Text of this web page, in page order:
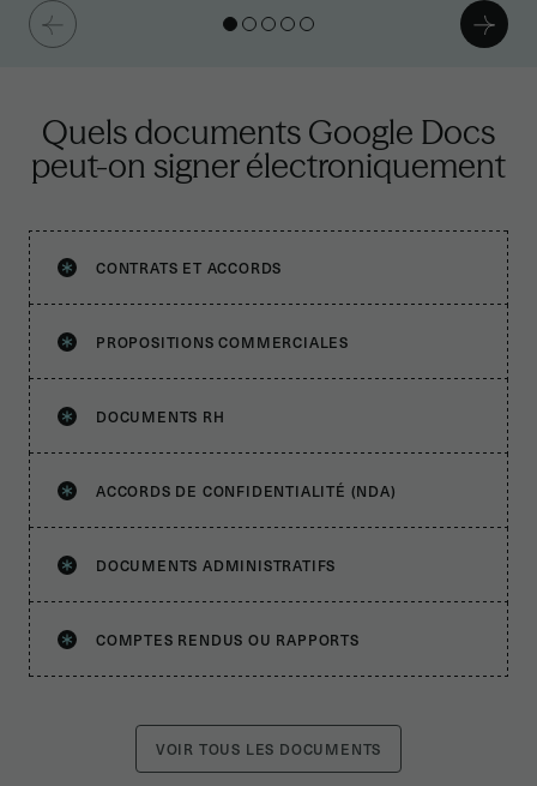
Quels documents Google Docs
peut-on signer électroniquement
CONTRATS ET ACCORDS
PROPOSITIONS COMMERCIALES
DOCUMENTS RH
ACCORDS DE CONFIDENTIALITÉ (NDA)
DOCUMENTS ADMINISTRATIFS
COMPTES RENDUS OU RAPPORTS
VOIR TOUS LES DOCUMENTS